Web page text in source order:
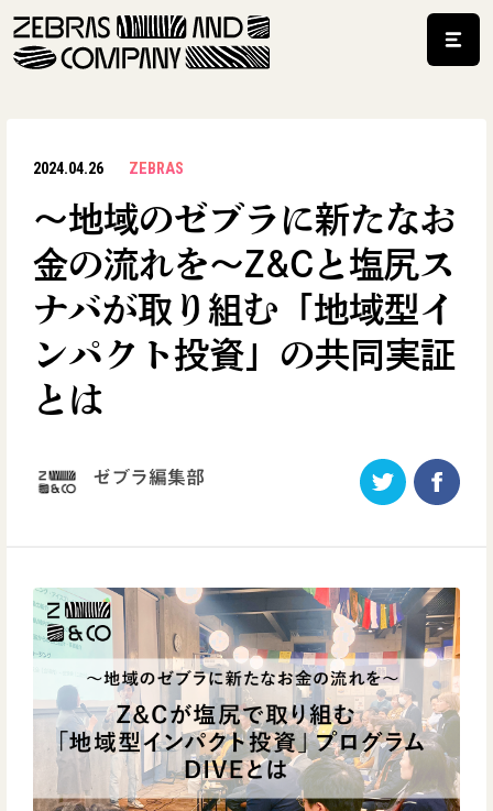
2024.04.26 ZEBRAS
〜地域のゼブラに新たなお
金の流れを〜Z&Cと塩尻ス
ナバが取り組む「地域型イ
ンパクト投資」の共同実証
とは
ゼブラ編集部